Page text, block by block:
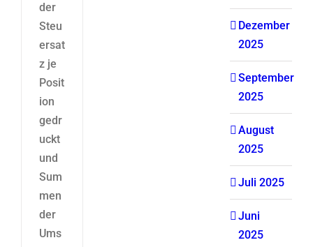
der
Steu
ersat
z je
Posit
ion
gedr
uckt
und
Sum
men
der
Ums
Dezember
2025
September
2025
August
2025
Juli 2025
Juni
2025